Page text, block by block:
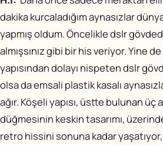
dakika kurcaladığım aynasızlar
yapmış oldum. Öncelikle dslr
almışsınız gibi bir his veriyor. Yine
yapısından dolayı nispeten dslr
olsa da emsali plastik kasalı
ağır. Köşeli yapısı, üstte bulunan üç
düğmesinin keskin tasarımı,
retro hissini sonuna kadar